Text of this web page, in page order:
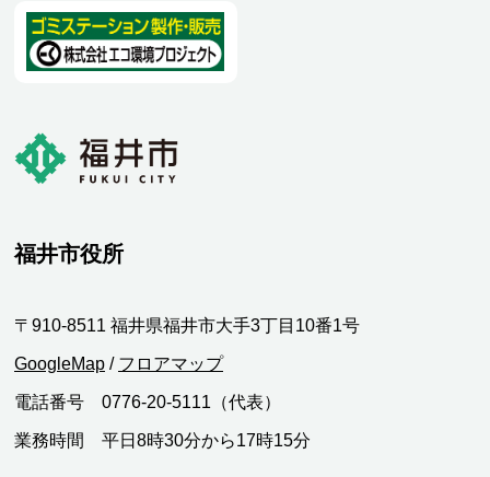
福井市役所
〒910-8511 福井県福井市大手3丁目10番1号
GoogleMap / フロアマップ
電話番号 0776-20-5111（代表）
業務時間 平日8時30分から17時15分